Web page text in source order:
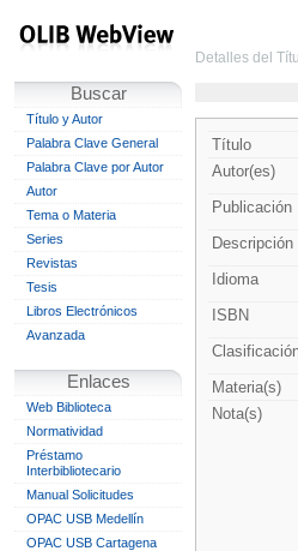
Buscar
Título y Autor
Palabra Clave General
Palabra Clave por Autor
Autor
Tema o Materia
Series
Revistas
Tesis
Libros Electrónicos
Avanzada
Enlaces
Web Biblioteca
Normatividad
Préstamo
Interbibliotecario
Manual Solicitudes
OPAC USB Medellín
OPAC USB Cartagena
Detalles del
Título
Autor(es)
Publicación
Idioma
ISBN
Materia(s)
Nota(s)